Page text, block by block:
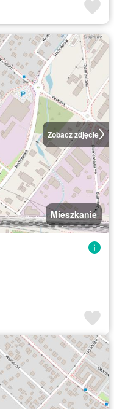
Zobacz zdjęcie
Mieszkanie